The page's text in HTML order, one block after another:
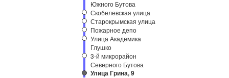
Южного Бутова
Скобелевская улица
Старокрымская улица
Пожарное депо
Улица Академика
Глушко
3-й микрорайон
Северного Бутова
Улица Грина, 9